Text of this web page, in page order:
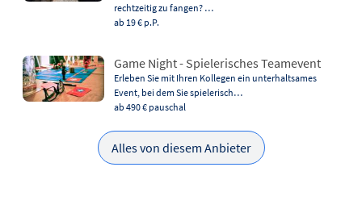
rechtzeitig zu fangen? …
ab 19 € p.P.
Game Night - Spielerisches Teamevent
Erleben Sie mit Ihren Kollegen ein unterhaltsames
Event, bei dem Sie spielerisch…
ab 490 € pauschal
Alles von diesem Anbieter